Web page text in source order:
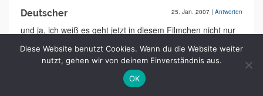
Deutscher 25. Jan. 2007 | Antworten
und ja, ich weiß es geht jetzt in diesem Filmchen nicht nur
Diese Website benutzt Cookies. Wenn du die Website weiter
nutzt, gehen wir von deinem Einverständnis aus.
OK